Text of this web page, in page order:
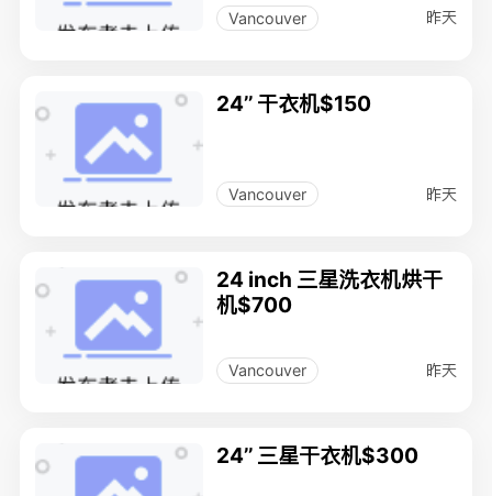
Vancouver 昨天
24’’ 干衣机$150
Vancouver 昨天
24 inch 三星洗衣机烘干
机$700
Vancouver 昨天
24’’ 三星干衣机$300